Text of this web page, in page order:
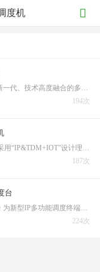
度机
SX9000D多媒体调度通信系统 是新一代、技术高度融合的多媒体调度系统，提供丰富的接口接入（E1、VOIP、EM、FXO、IPS、FXS、磁石、广播、对讲、无源干报），单机满足64个调度台接入、64组电话会议和256路同时发言。SX9000D配合调度台，可实现一键强插、强拆、组呼、群呼、…
194次
KTJ135一般兼本安型数字调度机 采用“IP&TDM+IOT”设计理念，可支持VoIP宽带协议和窄带信令，适用于任何一种NGN/VoIP语音组网，而且还支持行业级的光网络数据交换功能，兼容适配如FE/GE、E1、串口等各种接口，可实现多级调度、实时监控、应急联动等重要作用，产品按…
187次
台
SX9000D-C10多业务触摸屏调度台 为新型IP多功能调度终端，配置23.6寸高清液晶触摸屏，采用平板式设计内置音响，在力求做到稳定可靠的同时，又追求超薄、窄边工艺，美观大方。C10左、右两侧可选配IP/模拟调度话机，同时搭配内置鹅颈麦克风，在免提也能实现高清音质对讲通…
224次